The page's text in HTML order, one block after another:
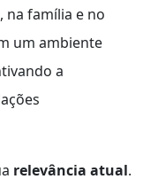
na família e no
um ambiente
a
relevância atual.